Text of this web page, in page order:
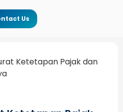
Us
Ketetapan Pajak dan